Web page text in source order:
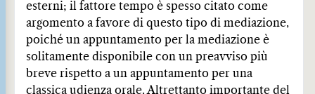
esterni; il fattore tempo è spesso citato come
argomento a favore di questo tipo di mediazione,
poiché un appuntamento per la mediazione è
solitamente disponibile con un preavviso più
breve rispetto a un appuntamento per una
classica udienza orale. Altrettanto importante del